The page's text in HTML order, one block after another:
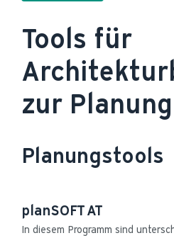
Tools für
zur Planung
Planungstools
planSOFT AT
In diesem Programm sind